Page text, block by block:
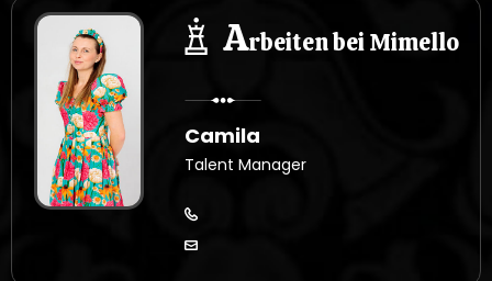
Arbeiten bei Mimello
Camila
Talent Manager